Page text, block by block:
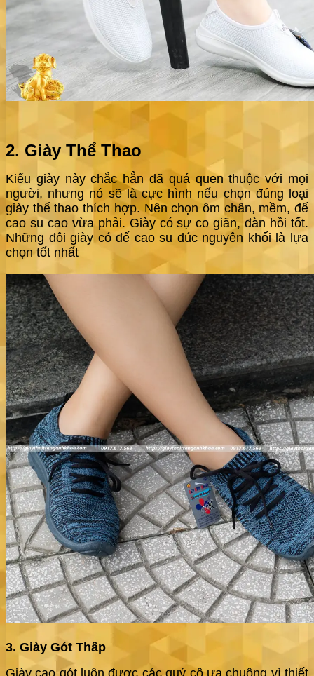
2. Giày Thể Thao
Kiểu giày này chắc hẳn đã quá quen thuộc với mọi
người, nhưng nó sẽ là cực hình nếu chọn đúng loại
giày thể thao thích hợp. Nên chọn ôm chân, mềm, đế
cao su cao vừa phải. Giày có sự co giãn, đàn hồi tốt.
Những đôi giày có đế cao su đúc nguyên khối là lựa
chọn tốt nhất
3. Giày Gót Thấp